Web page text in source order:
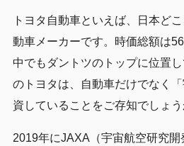
トヨタ自動車といえば、日本ど
動車メーカーです。時価総額は
中でもダントツのトップに位置
のトヨタは、自動車だけでなく
資していることをご存知でしょう
2019年にJAXA（宇宙航空研究